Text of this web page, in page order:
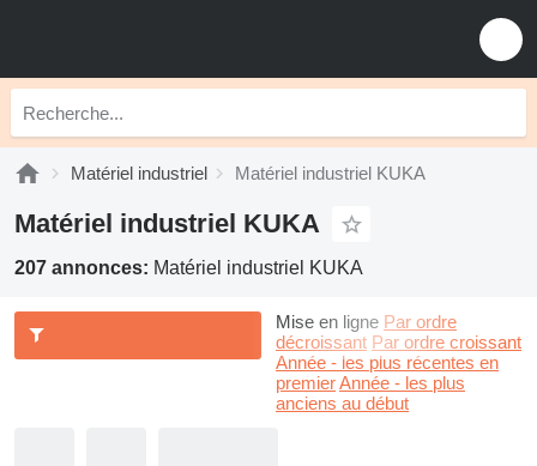
Matériel industriel Matériel industriel KUKA
Matériel industriel KUKA
207 annonces: Matériel industriel KUKA
Mise en ligne Par ordre
décroissant Par ordre croissant
Année - les plus récentes en
premierAnnée - les plus
anciens au début